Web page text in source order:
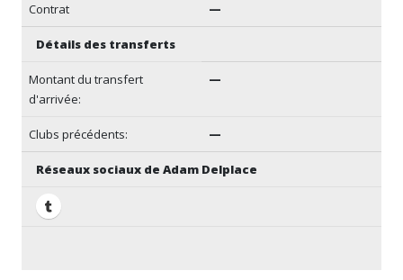
Contrat —
Détails des transferts
Montant du transfert
d'arrivée:
—
Clubs précédents: —
Réseaux sociaux de Adam Delplace